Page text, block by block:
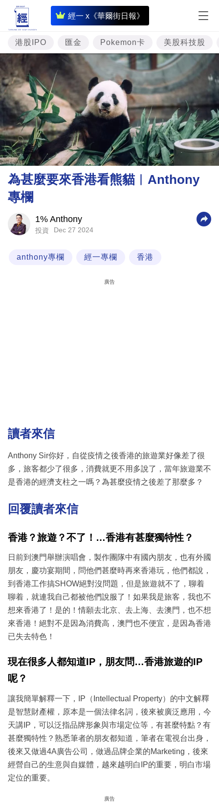
經一 x《華爾街日報》
即
時
財
經
題
投
資
樓
市
理
財
科
港股IPO 匯金 Pokemon卡 美股科技股
為甚麼要來香港看熊貓︳Anthony
專欄
1% Anthony
投資 Dec 27 2024
anthony專欄 經一專欄 香港
廣告
讀者來信
Anthony Sir你好，自從疫情之後香港的旅遊業好像差了很
多，旅客都少了很多，消費就更不用多說了，當年旅遊業不
是香港的經濟支柱之一嗎？為甚麼疫情之後差了那麼多？
回覆讀者來信
香港？旅遊？不了！ …香港有甚麼獨特性？
日前到澳門舉辦演唱會，製作團隊中有國內朋友，也有外國
朋友，慶功宴期間，問他們甚麼時再來香港玩，他們都說，
到香港工作搞SHOW絕對沒問題，但是旅遊就不了，聊着
聊着，就連我自己都被他們說服了！如果我是旅客，我也不
想來香港了！是的！情願去北京、去上海、去澳門，也不想
來香港！絕對不是因為消費高，澳門也不便宜，是因為香港
已失去特色！
現在很多人都知道IP ，朋友問…香港旅遊的IP
呢？
讓我簡單解釋一下，IP（Intellectual Property）的中文解釋
是智慧財產權，原本是一個法律名詞，後來被廣泛應用，今
天講IP，可以泛指品牌形象與市場定位等，有甚麼特點？有
甚麼獨特性？熟悉筆者的朋友都知道，筆者在電視台出身，
後來又做過4A廣告公司，做過品牌企業的Marketing，後來
經營自己的生意與自媒體，越來越明白IP的重要，明白市場
定位的重要。
廣告